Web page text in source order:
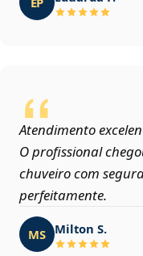
Atendimento
O profissional
chuveiro com
perfeitamente.
MS Milton S.